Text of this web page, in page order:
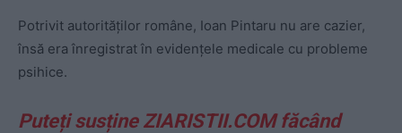
Potrivit autorităților române, Ioan Pintaru nu are cazier,
însă era înregistrat în evidențele medicale cu probleme
psihice.
Puteți susține ZIARISTII.COM făcând